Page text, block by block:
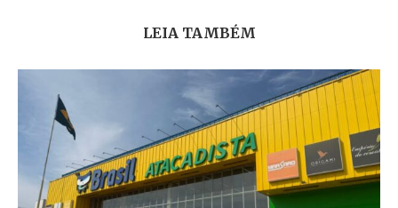
LEIA TAMBÉM